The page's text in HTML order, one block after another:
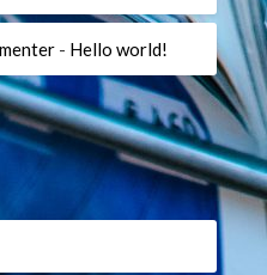
- Hello world!